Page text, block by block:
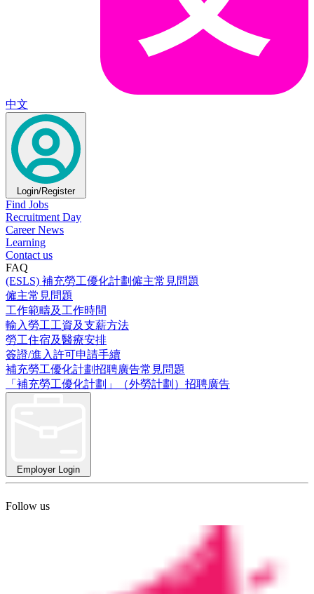
中文
Login/Register
Find Jobs
Recruitment Day
Career News
Learning
Contact us
FAQ
(ESLS) 補充勞工優化計劃僱主常見問題
僱主常見問題
工作範疇及工作時間
輸入勞工工資及支薪方法
勞工住宿及醫療安排
簽證/進入許可申請手續
補充勞工優化計劃招聘廣告常見問題
「補充勞工優化計劃」（外勞計劃）招聘廣告
Employer Login
Follow us